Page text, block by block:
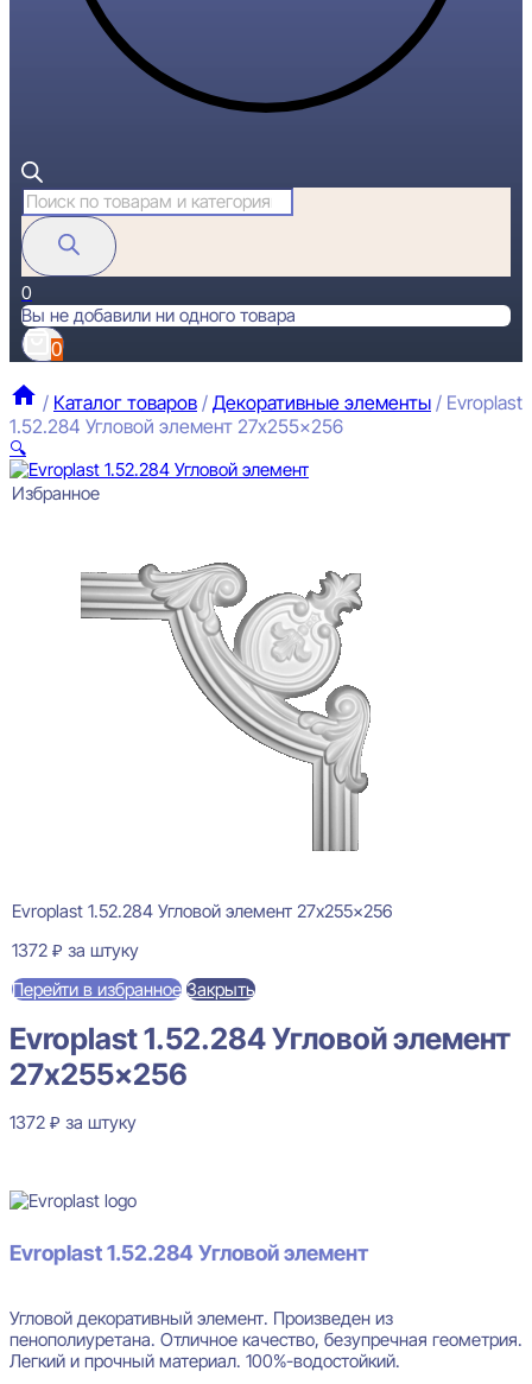
Поиск
товаров
0
Вы не добавили ни одного товара
0
/ Каталог товаров / Декоративные элементы / Evroplast
1.52.284 Угловой элемент 27x255x256
🔍
Избранное
Evroplast 1.52.284 Угловой элемент 27x255x256
1372 ₽ за штуку
Перейти в избранное Закрыть
Evroplast 1.52.284 Угловой элемент
27x255x256
1372 ₽ за штуку
Evroplast 1.52.284 Угловой элемент
Угловой декоративный элемент. Произведен из
пенополиуретана. Отличное качество, безупречная геометрия.
Легкий и прочный материал. 100%-водостойкий.